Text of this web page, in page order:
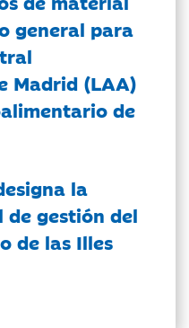
general para
Madrid (LAA)
de
la
gestión del
de las Illes